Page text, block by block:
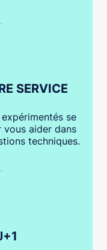
SERVICE
se
aider dans
techniques.